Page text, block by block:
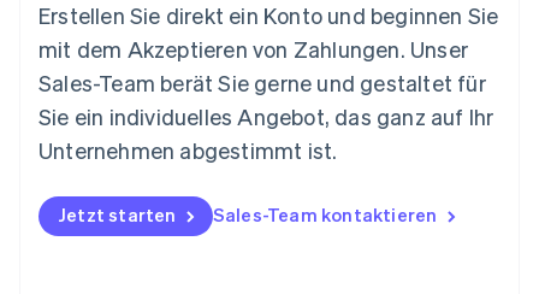
Erstellen Sie direkt ein Konto und beginnen Sie
mit dem Akzeptieren von Zahlungen. Unser
Sales-Team berät Sie gerne und gestaltet für
Sie ein individuelles Angebot, das ganz auf Ihr
Unternehmen abgestimmt ist.
Jetzt starten Sales-Team kontaktieren
English
Niederlande
Nederlands English
Norwegen
English
Österreich
Polen
English
Portugal